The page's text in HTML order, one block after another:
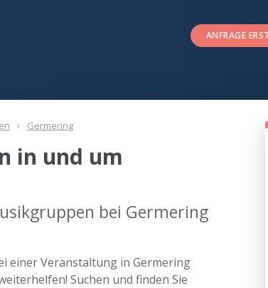
ANFRAGE
Germering
in und um
bei Germering
einer Veranstaltung in Germering
Suchen und finden Sie